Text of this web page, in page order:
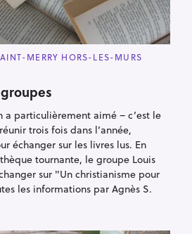
MERRY HORS-LES-MURS
a particulièrement aimé – c’est le
trois fois dans l’année,
échanger sur les livres lus. En
tournante, le groupe Louis
sur "Un christianisme pour
les informations par Agnès S.